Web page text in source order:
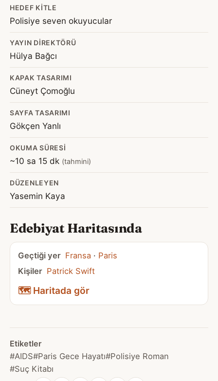
HEDEF KITLE
Polisiye seven okuyucular
YAYIN DIREKTÖRÜ
Hülya Bağcı
KAPAK TASARIMI
Cüneyt Çomoğlu
SAYFA TASARIMI
Gökçen Yanlı
OKUMA SÜRESI
~10 sa 15 dk (tahmini)
DÜZENLEYEN
Yasemin Kaya
Edebiyat Haritasında
Geçtiği yer Fransa · Paris
Kişiler Patrick Swift
🗺️ Haritada gör
Etiketler
#AIDS#Paris Gece Hayatı#Polisiye Roman
#Suç Kitabı